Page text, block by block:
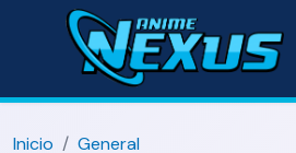
Inicio
General